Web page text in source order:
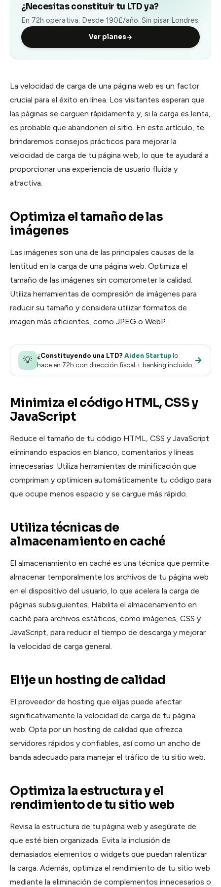
Agenda y reservas
¿Necesitas constituir tu LTD ya?
En 72h operativa. Desde 190£/año. Sin pisar Londres.
Ver planes
La velocidad de carga de una página web es un factor
crucial para el éxito en línea. Los visitantes esperan que
las páginas se carguen rápidamente y, si la carga es lenta,
es probable que abandonen el sitio. En este artículo, te
brindaremos consejos prácticos para mejorar la
velocidad de carga de tu página web, lo que te ayudará a
proporcionar una experiencia de usuario fluida y
atractiva.
Optimiza el tamaño de las
imágenes
Las imágenes son una de las principales causas de la
lentitud en la carga de una página web. Optimiza el
tamaño de las imágenes sin comprometer la calidad.
Utiliza herramientas de compresión de imágenes para
reducir su tamaño y considera utilizar formatos de
imagen más eficientes, como JPEG o WebP.
💡 ¿Constituyendo una LTD? Aiden Startuplo
hace en 72h con dirección fiscal + banking incluido.
Minimiza el código HTML, CSS y
JavaScript
Reduce el tamaño de tu código HTML, CSS y JavaScript
eliminando espacios en blanco, comentarios y líneas
innecesarias. Utiliza herramientas de minificación que
compriman y optimicen automáticamente tu código para
que ocupe menos espacio y se cargue más rápido.
Utiliza técnicas de
almacenamiento en caché
El almacenamiento en caché es una técnica que permite
almacenar temporalmente los archivos de tu página web
en el dispositivo del usuario, lo que acelera la carga de
páginas subsiguientes. Habilita el almacenamiento en
caché para archivos estáticos, como imágenes, CSS y
JavaScript, para reducir el tiempo de descarga y mejorar
la velocidad de carga general.
Elije un hosting de calidad
El proveedor de hosting que elijas puede afectar
significativamente la velocidad de carga de tu página
web. Opta por un hosting de calidad que ofrezca
servidores rápidos y confiables, así como un ancho de
banda adecuado para manejar el tráfico de tu sitio web.
Optimiza la estructura y el
rendimiento de tu sitio web
Revisa la estructura de tu página web y asegúrate de
que esté bien organizada. Evita la inclusión de
demasiados elementos o widgets que puedan ralentizar
la carga. Además, optimiza el rendimiento de tu sitio web
mediante la eliminación de complementos innecesarios o